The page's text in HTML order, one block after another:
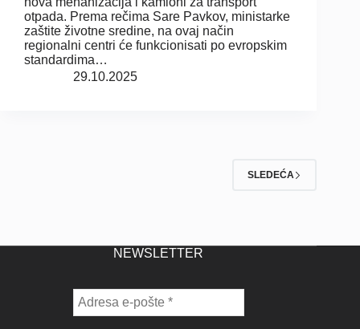
otpada. Prema rečima Sare Pavkov, ministarke
zaštite životne sredine, na ovaj način
regionalni centri će funkcionisati po evropskim
standardima…
29.10.2025
SLEDEĆA
NEWSLETTER